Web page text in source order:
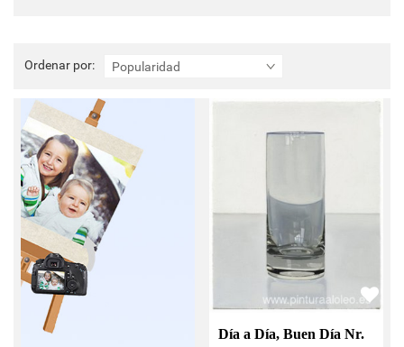
Ordenar por: Popularidad
Ordenar
por:
Día a Día, Buen Día Nr.